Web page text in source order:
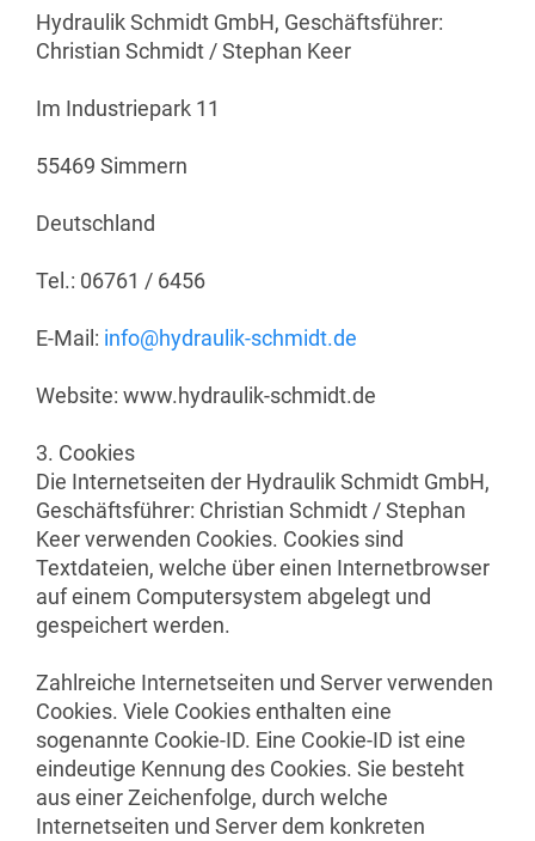
Hydraulik Schmidt GmbH, Geschäftsführer:
Christian Schmidt / Stephan Keer
Im Industriepark 11
55469 Simmern
Deutschland
Tel.: 06761 / 6456
E-Mail: info@hydraulik-schmidt.de
Website: www.hydraulik-schmidt.de
3. Cookies
Die Internetseiten der Hydraulik Schmidt GmbH,
Geschäftsführer: Christian Schmidt / Stephan
Keer verwenden Cookies. Cookies sind
Textdateien, welche über einen Internetbrowser
auf einem Computersystem abgelegt und
gespeichert werden.
Zahlreiche Internetseiten und Server verwenden
Cookies. Viele Cookies enthalten eine
sogenannte Cookie-ID. Eine Cookie-ID ist eine
eindeutige Kennung des Cookies. Sie besteht
aus einer Zeichenfolge, durch welche
Internetseiten und Server dem konkreten